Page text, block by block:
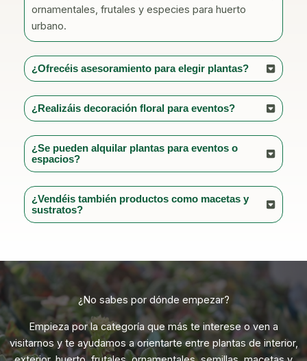
ornamentales, frutales y especies para huerto
urbano.
¿Ofrecéis asesoramiento para elegir plantas?
¿Realizáis decoración floral para eventos?
¿Se pueden alquilar plantas para eventos o
espacios?
¿Vendéis también productos como macetas y
sustratos?
¿No sabes por dónde empezar?
Empieza por la categoría que más te interese o ven a
visitarnos y te ayudamos a orientarte entre plantas de interior,